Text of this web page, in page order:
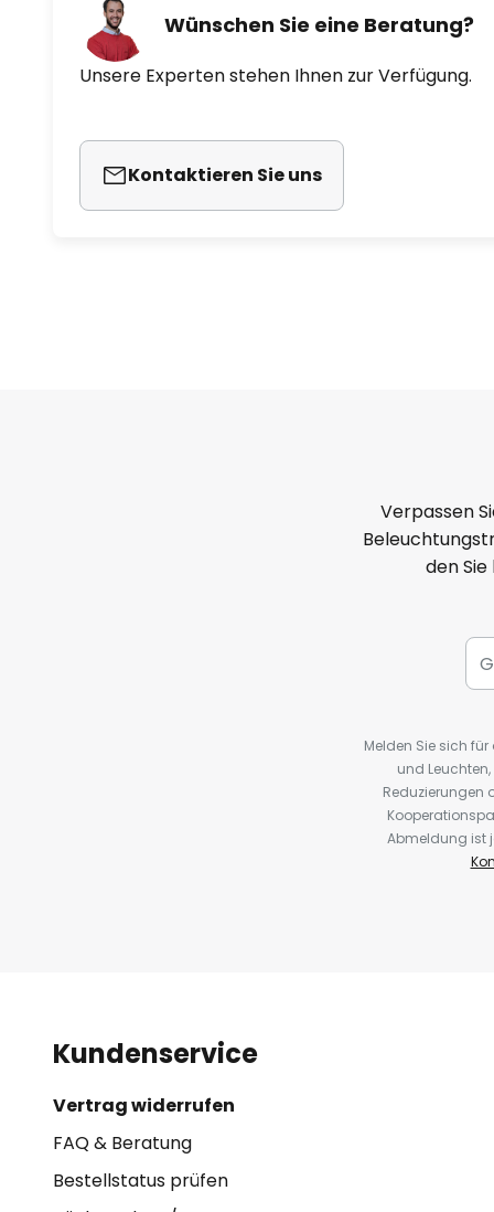
Wünschen Sie eine Beratung?
Unsere Experten stehen Ihnen zur Verfügung.
Kontaktieren Sie uns
Verpassen
den
Melden Sie sich
und
Reduzierungen
Abmeldung ist
Kundenservice
Vertrag widerrufen
FAQ & Beratung
Bestellstatus prüfen